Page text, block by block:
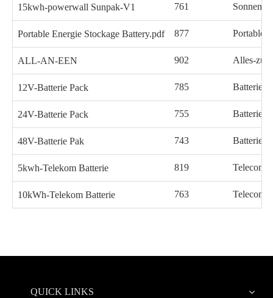
15kwh-powerwall Sunpak-V1 761
Portable Energie Stockage Battery.pdf 877 Portable
ALL-AN-EEN 902 Alles-zu-
12V-Batterie Pack 785 Batterie
24V-Batterie Pack 755 Batterie
48V-Batterie Pak 743 Batterie
5kwh-Telekom Batterie 819 Telecom
10kWh-Telekom Batterie 763 Telecom
QUICK LINKS